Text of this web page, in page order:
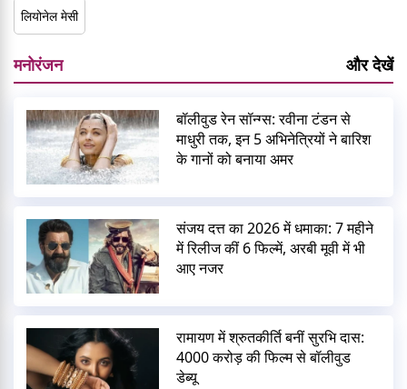
लियोनेल मेसी
मनोरंजन और देखें
बॉलीवुड रेन सॉन्ग्स: रवीना टंडन से
माधुरी तक, इन 5 अभिनेत्रियों ने बारिश
के गानों को बनाया अमर
संजय दत्त का 2026 में धमाका: 7 महीने
में रिलीज कीं 6 फिल्में, अरबी मूवी में भी
आए नजर
रामायण में श्रुतकीर्ति बनीं सुरभि दास:
4000 करोड़ की फिल्म से बॉलीवुड
डेब्यू